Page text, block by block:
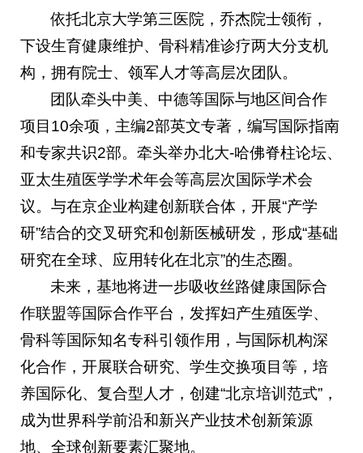
依托北京大学第三医院，乔杰院士领衔，
下设生育健康维护、骨科精准诊疗两大分支机
构，拥有院士、领军人才等高层次团队。
团队牵头中美、中德等国际与地区间合作
项目10余项，主编2部英文专著，编写国际指南
和专家共识2部。牵头举办北大-哈佛脊柱论坛、
亚太生殖医学学术年会等高层次国际学术会
议。与在京企业构建创新联合体，开展“产学
研”结合的交叉研究和创新医械研发，形成“基础
研究在全球、应用转化在北京”的生态圈。
未来，基地将进一步吸收丝路健康国际合
作联盟等国际合作平台，发挥妇产生殖医学、
骨科等国际知名专科引领作用，与国际机构深
化合作，开展联合研究、学生交换项目等，培
养国际化、复合型人才，创建“北京培训范式”，
成为世界科学前沿和新兴产业技术创新策源
地、全球创新要素汇聚地。